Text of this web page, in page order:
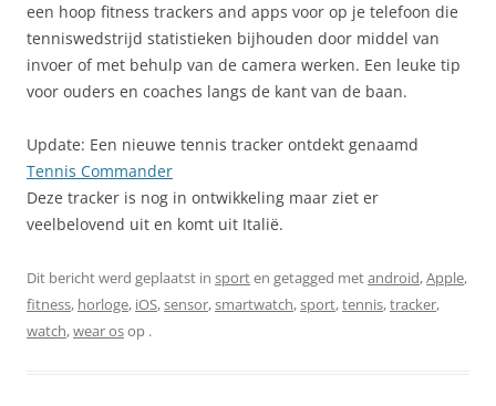
een hoop fitness trackers and apps voor op je telefoon die
tenniswedstrijd statistieken bijhouden door middel van
invoer of met behulp van de camera werken. Een leuke tip
voor ouders en coaches langs de kant van de baan.
Update: Een nieuwe tennis tracker ontdekt genaamd
Tennis Commander
Deze tracker is nog in ontwikkeling maar ziet er
veelbelovend uit en komt uit Italië.
Dit bericht werd geplaatst in sporten getagged metandroid,Apple,
fitness, horloge, iOS,sensor,smartwatch,sport,tennis,tracker,
watch,wear osop .